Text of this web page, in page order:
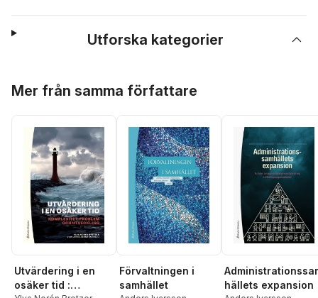
Utforska kategorier
Mer från samma författare
Utvärdering i en
osäker tid :
Förvaltningen i
samhället
hällets expansion